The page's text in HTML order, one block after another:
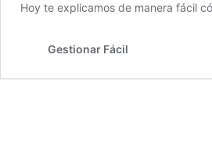
Hoy te explicamos de manera fácil
Gestionar Fácil